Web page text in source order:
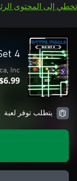
تخطي إلى المحتوى
4
Inc.
يتطلب توفر لعبة